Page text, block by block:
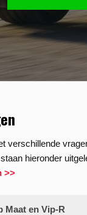
verschillende
hieronder
>>
Maat en Vip-R